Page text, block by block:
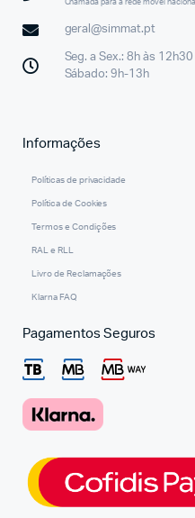
Chamada para a rede móvel nacional
geral@simmat.pt
Seg. a Sex.: 8h às
Sábado: 9h-13h
Informações
Políticas de privacidade
Política de Cookies
Termos e Condições
RAL e RLL
Livro de Reclamações
Klarna FAQ
Pagamentos Seguros